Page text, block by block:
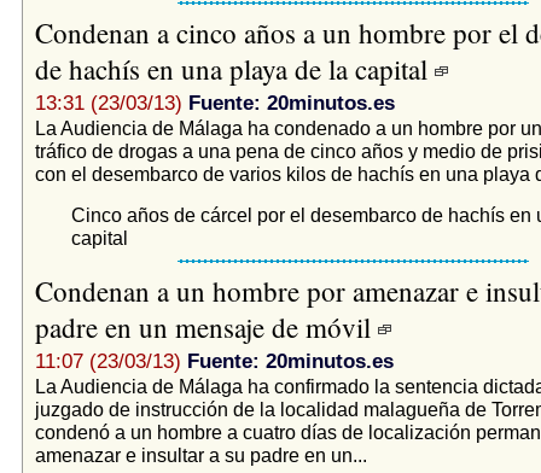
Condenan a cinco años a un hombre por el
de hachís en una playa de la capital
13:31 (23/03/13) Fuente: 20minutos.es
La Audiencia de Málaga ha condenado a un hombre por
tráfico de drogas a una pena de cinco años y medio de
con el desembarco de varios kilos de hachís en una playa
Cinco años de cárcel por el desembarco de hachís en
capital
Condenan a un hombre por amenazar e
padre en un mensaje de móvil
11:07 (23/03/13) Fuente: 20minutos.es
La Audiencia de Málaga ha confirmado la sentencia
juzgado de instrucción de la localidad malagueña de
condenó a un hombre a cuatro días de localización
amenazar e insultar a su padre en un...